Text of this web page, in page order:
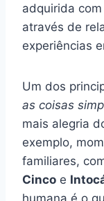
adquirida
através de
experiências
Um dos
as coisas
mais alegria
exemplo,
familiares,
Cinco e
humana é o